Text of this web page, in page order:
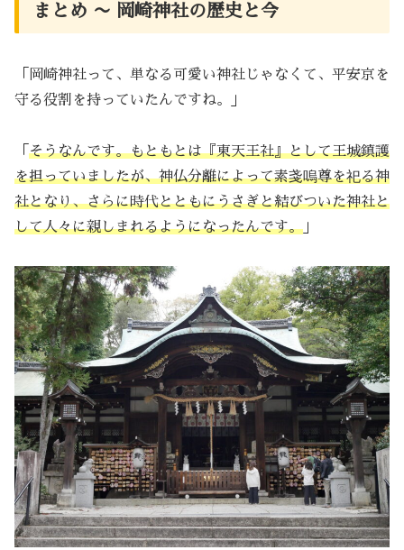
まとめ 〜 岡崎神社の歴史と今
「岡崎神社って、単なる可愛い神社じゃなくて、平安京を
守る役割を持っていたんですね。」
「 そうなんです。もともとは『東天王社』として王城鎮護
を担っていましたが、神仏分離によって素戔嗚尊を祀る神
社となり、さらに時代とともにうさぎと結びついた神社と
して人々に親しまれるようになったんです。 」